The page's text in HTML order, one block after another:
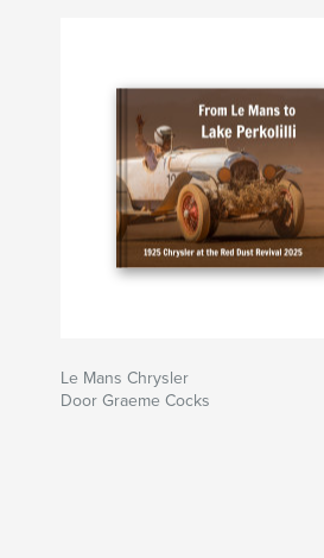
Le Mans Chrysler
Door Graeme Cocks